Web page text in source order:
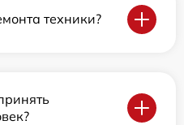
техники?